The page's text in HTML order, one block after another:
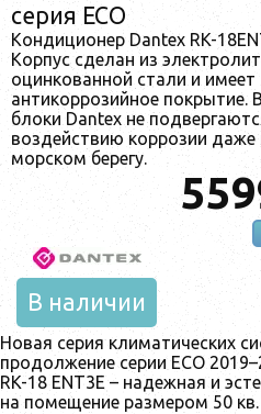
серия ECO
Кондиционер Dantex RK-
Корпус сделан из
оцинкованной стали и имеет
антикоррозийное покрытие.
блоки Dantex не
воздействию коррозии даже
морском берегу.
В наличии
Новая серия климатических
продолжение серии ECO
RK-18 ENT3Е – надежная и
на помещение размером 50